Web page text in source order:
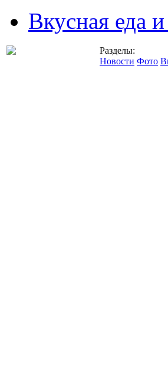
Вкусная еда
Разделы:
Новости Фото